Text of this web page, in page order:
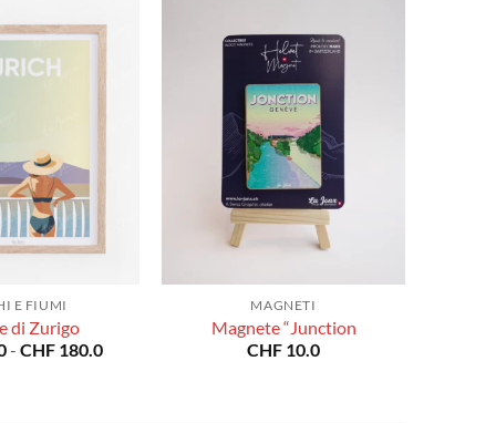
E FIUMI
di Zurigo
- CHF180.0Fascia
MAGNETI
Magnete “Junction
CHF 10.0